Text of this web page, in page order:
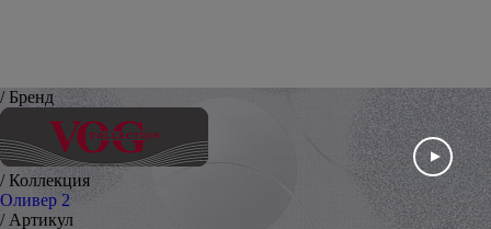
/ Бренд
/ Коллекция
Оливер 2
/ Артикул